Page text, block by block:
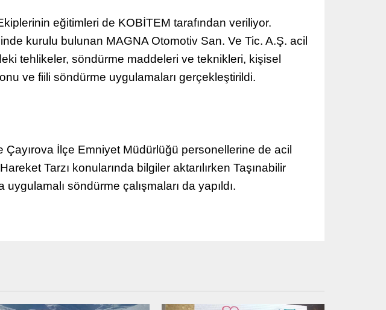
eğitimleri de KOBİTEM tarafından veriliyor.
kurulu bulunan MAGNA Otomotiv San. Ve Tic. A.Ş. acil
tehlikeler, söndürme maddeleri ve teknikleri, kişisel
ve fiili söndürme uygulamaları gerçekleştirildi.
İlçe Emniyet Müdürlüğü personellerine de acil
Tarzı konularında bilgiler aktarılırken Taşınabilir
söndürme çalışmaları da yapıldı.